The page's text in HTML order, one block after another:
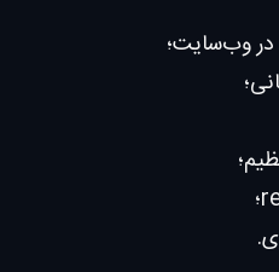
وب‌سایت؛